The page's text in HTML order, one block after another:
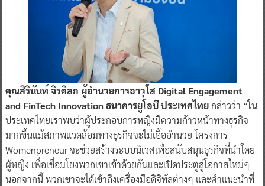
คุณสิรินันท์ จิรดิลก ผู้อำนวยการอาวุโส Digital Engagement
and FinTech Innovation ธนาคารยูโอบี ประเทศไทยกล่าวว่า “ใน
ประเทศไทยเราพบว่าผู้ประกอบการหญิงมีความก้าวหน้าทางธุรกิจ
มากขึ้นแม้สภาพแวดล้อมทางธุรกิจจะไม่เอื้ออำนวย โครงการ
Womenpreneur จะช่วยสร้างระบบนิเวศเพื่อสนับสนุนธุรกิจที่นำโดย
ผู้หญิง เพื่อเชื่อมโยงพวกเขาเข้าด้วยกันและเปิดประตูสู่โอกาสใหม่ๆ
นอกจากนี้ พวกเขาจะได้เข้าถึงเครื่องมือดิจิทัลต่างๆ และคำแนะนำที่